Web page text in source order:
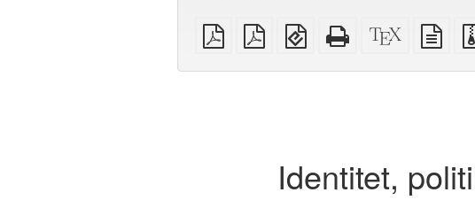
običan
PDF
A4
PDF
EPUB
(za
Potpuni
HTML
XeLaTex
izvor
Identitet,